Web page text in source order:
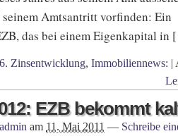
Amtsantritt vorfinden: Ein
das bei einem Eigenkapital
6. Zinsentwicklung, Immobiliennews: |
EZB bekommt
admin am 11. Mai 2011 — Schreibe